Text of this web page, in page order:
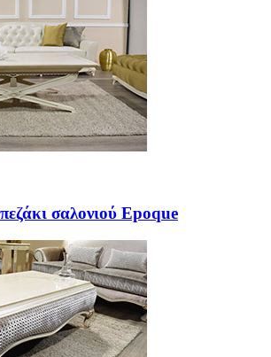
σαλονιού Εpoque